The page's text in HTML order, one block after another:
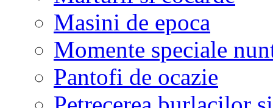
Masini de epoca
Momente speciale
Pantofi de ocazie